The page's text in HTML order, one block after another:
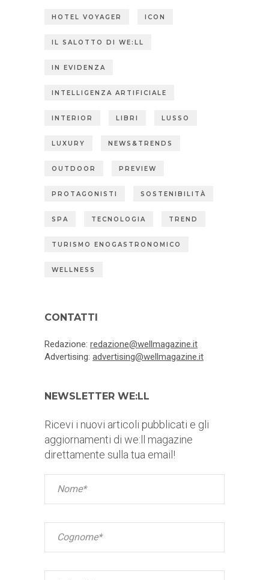
HOTEL VOYAGER ICON
IL SALOTTO DI WE:LL
IN EVIDENZA
INTELLIGENZA ARTIFICIALE
INTERIOR LIBRI LUSSO
LUXURY NEWS&TRENDS
OUTDOOR PREVIEW
PROTAGONISTI SOSTENIBILITÀ
SPA TECNOLOGIA TREND
TURISMO ENOGASTRONOMICO
WELLNESS
CONTATTI
Redazione: redazione@wellmagazine.it
Advertising: advertising@wellmagazine.it
NEWSLETTER WE:LL
Ricevi i nuovi articoli pubblicati e gli
aggiornamenti di we:ll magazine
direttamente sulla tua email!